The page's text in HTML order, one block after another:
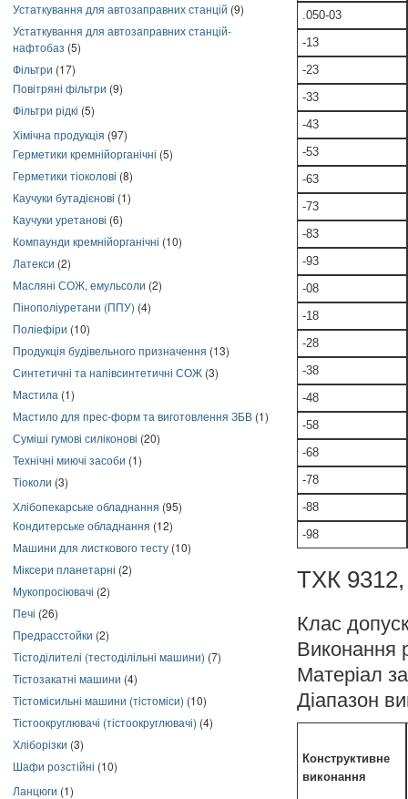
Устаткування для автозаправних станцій (9)
Устаткування для автозаправних станцій-
нафтобаз (5)
Фільтри (17)
Повітряні фільтри (9)
Фільтри рідкі (5)
Хімічна продукція (97)
Герметики кремнійорганічні (5)
Герметики тіоколові (8)
Каучуки бутадієнові (1)
Каучуки уретанові (6)
Компаунди кремнійорганічні (10)
Латекси (2)
Масляні СОЖ, емульсоли (2)
Пінополіуретани (ППУ) (4)
Поліефіри (10)
Продукція будівельного призначення (13)
Синтетичні та напівсинтетичні СОЖ (3)
Мастила (1)
Мастило для прес-форм та виготовлення ЗБВ (1)
Суміші гумові силіконові (20)
Технічні миючі засоби (1)
Тіоколи (3)
Хлібопекарське обладнання (95)
Кондитерське обладнання (12)
Машини для листкового тесту (10)
Міксери планетарні (2)
Мукопросіювачі (2)
Печі (26)
Предрасстойки (2)
Тістоділителі (тестоділільні машини) (7)
Тістозакатні машини (4)
Тістомісильні машини (тістоміси) (10)
Тістоокруглювачі (тістоокруглювачі) (4)
Хліборізки (3)
Шафи розстійні (10)
Ланцюги (1)
.050-03
-13
-23
-33
-43
-53
-63
-73
-83
-93
-08
-18
-28
-38
-48
-58
-68
-78
-88
-98
ТХК
Клас
Матеріал
Діапазон
Конструктивне
виконання